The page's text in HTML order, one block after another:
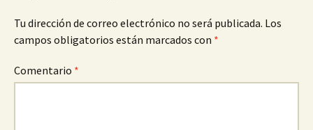
Tu dirección de correo electrónico no será publicada. Los
campos obligatorios están marcados con *
Comentario *